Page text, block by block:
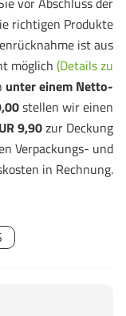
richtigen Produkte
ist aus
möglich (Details zu
unter einem Netto-
stellen wir einen
9,90zur Deckung
Verpackungs- und
in Rechnung.